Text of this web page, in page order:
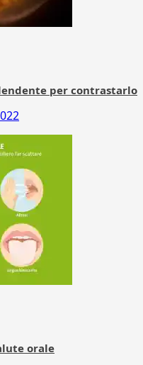
per contrastarlo
orale